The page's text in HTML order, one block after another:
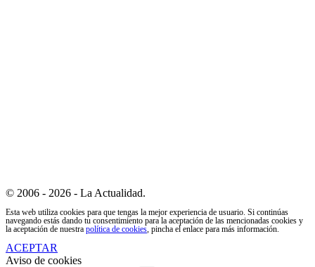
© 2006 - 2026 - La Actualidad.
Esta web utiliza cookies para que tengas la mejor experiencia de usuario. Si continúas
navegando estás dando tu consentimiento para la aceptación de las mencionadas cookies y
la aceptación de nuestra política de cookies, pincha el enlace para más información.
ACEPTAR
Aviso de cookies